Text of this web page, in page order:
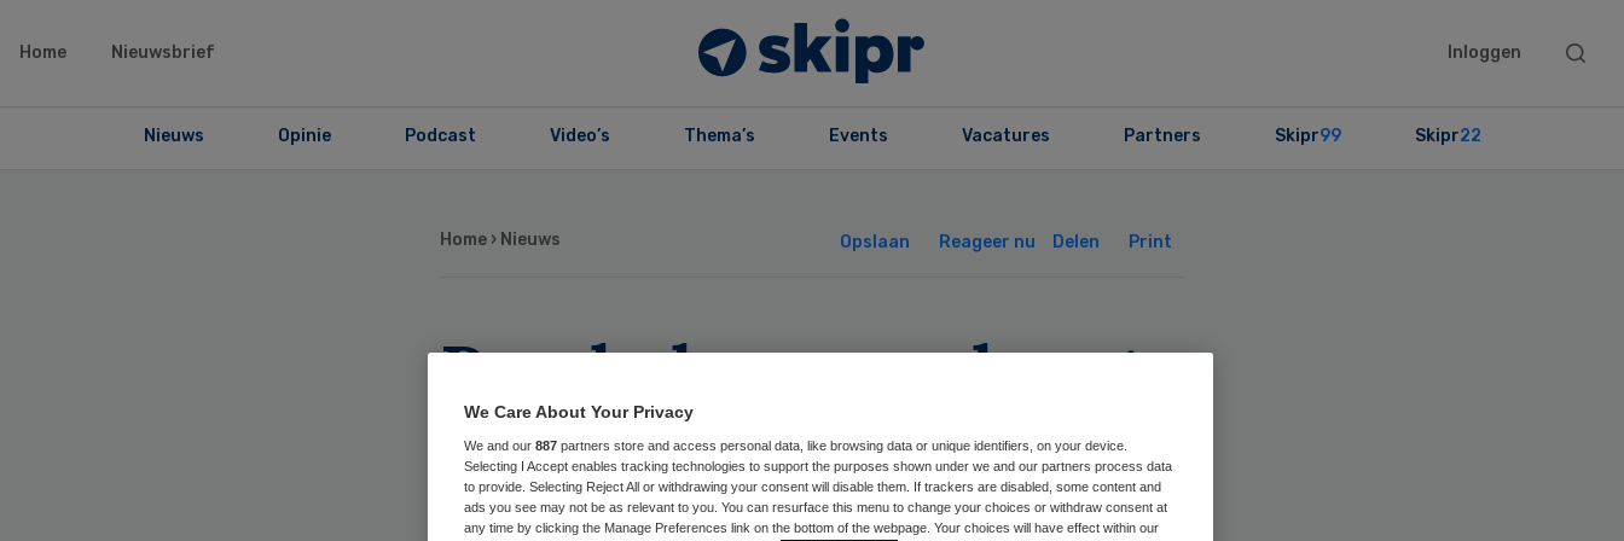
Home Nieuwsbrief Inloggen
Search
Nieuws Opinie Podcast Video’s Thema’s Events Vacatures Partners Skipr99 Skipr22
Home › Nieuws Opslaan Reageer nu Delen Print
Psycholoog geschorst
voor seksueel
misbruik
We Care About Your Privacy
We and our 887 partners store and access personal data, like browsing data or unique identifiers, on your device.
Selecting I Accept enables tracking technologies to support the purposes shown under we and our partners process data
to provide. Selecting Reject All or withdrawing your consent will disable them. If trackers are disabled, some content and
ads you see may not be as relevant to you. You can resurface this menu to change your choices or withdraw consent at
any time by clicking the Manage Preferences link on the bottom of the webpage. Your choices will have effect within our